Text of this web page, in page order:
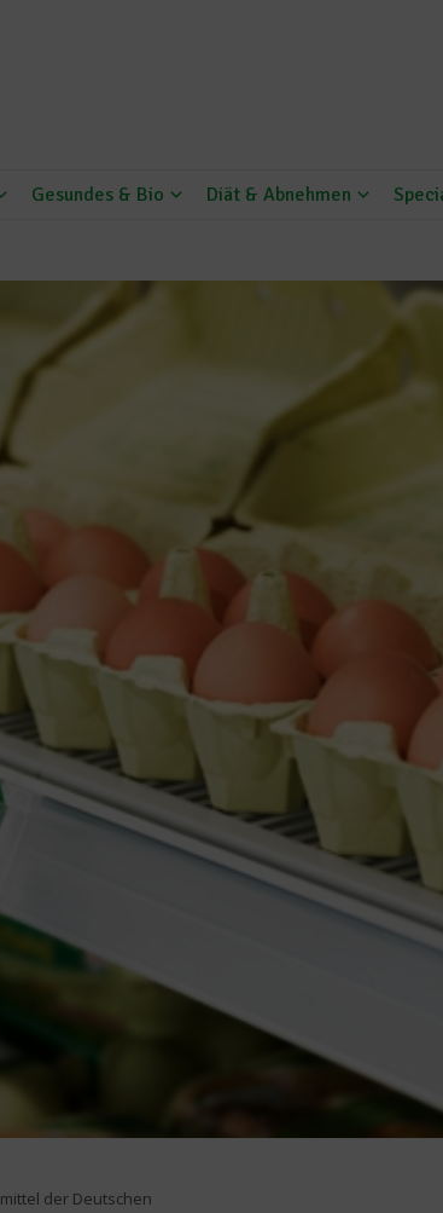
Gesundes & Bio Diät & Abnehmen
der Deutschen